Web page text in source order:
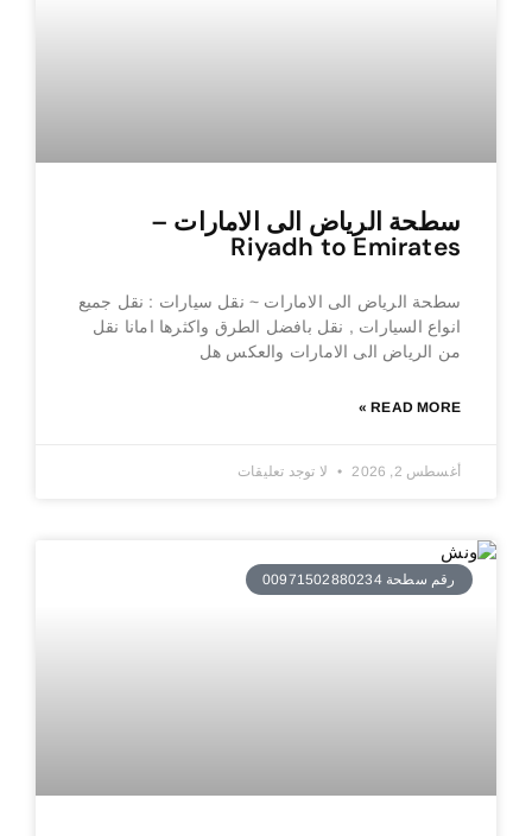
سطحة الرياض الى الامارات –
Riyadh to Emirates
سطحة الرياض الى الامارات ~ نقل سيارات : نقل جميع
انواع السيارات , نقل بافضل الطرق واكثرها امانا نقل
من الرياض الى الامارات والعكس هل
READ MORE »
أغسطس 2, 2026 لا توجد تعليقات
رقم سطحة 00971502880234